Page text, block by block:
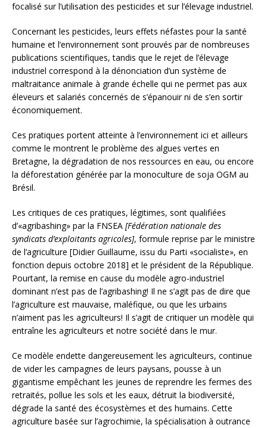
focalisé sur l’utilisation des pesticides et sur l’élevage industriel.
Concernant les pesticides, leurs effets néfastes pour la santé
humaine et l’environnement sont prouvés par de nombreuses
publications scientifiques, tandis que le rejet de l’élevage
industriel correspond à la dénonciation d’un système de
maltraitance animale à grande échelle qui ne permet pas aux
éleveurs et salariés concernés de s’épanouir ni de s’en sortir
économiquement.
Ces pratiques portent atteinte à l’environnement ici et ailleurs
comme le montrent le problème des algues vertes en
Bretagne, la dégradation de nos ressources en eau, ou encore
la déforestation générée par la monoculture de soja OGM au
Brésil.
Les critiques de ces pratiques, légitimes, sont qualifiées
d’«agribashing» par la FNSEA [Fédération nationale des
syndicats d’exploitants agricoles], formule reprise par le ministre
de l’agriculture [Didier Guillaume, issu du Parti «socialiste», en
fonction depuis octobre 2018] et le président de la République.
Pourtant, la remise en cause du modèle agro-industriel
dominant n’est pas de l’agribashing! Il ne s’agit pas de dire que
l’agriculture est mauvaise, maléfique, ou que les urbains
n’aiment pas les agriculteurs! Il s’agit de critiquer un modèle qui
entraîne les agriculteurs et notre société dans le mur.
Ce modèle endette dangereusement les agriculteurs, continue
de vider les campagnes de leurs paysans, pousse à un
gigantisme empêchant les jeunes de reprendre les fermes des
retraités, pollue les sols et les eaux, détruit la biodiversité,
dégrade la santé des écosystèmes et des humains. Cette
agriculture basée sur l’agrochimie, la spécialisation à outrance